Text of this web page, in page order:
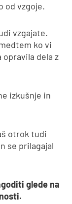
od vzgoje.
vzgajate.
ko vi
dela z
izkušnje in
otrok tudi
se prilagajal
glede na